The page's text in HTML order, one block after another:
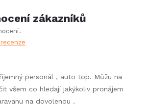
zákazníků
personál , auto top. Můžu na
všem co hledají jakýkoliv pronájem
na dovolenou .